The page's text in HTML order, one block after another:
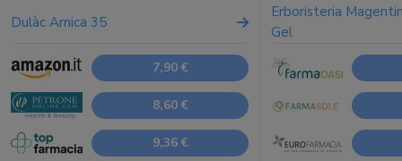
Dulàc Arnica 35
Erboristeria
Gel
7,90 €
8,60 €
9,36 €